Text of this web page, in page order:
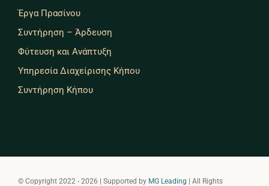
Έργα Πρασίνου
Συντήρηση – Άρδευση
Φύτευση και Ανάπτυξη
Υπηρεσία Διαχείρισης Κήπου
Συντήρηση Κήπου
© Copyright 2022 - 2026 | Supported by MG Leading | All Rights